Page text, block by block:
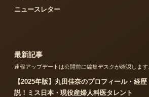
ニュースレター
最新記事
速報アップデートは公開前に編集デスクが確認します
【2025年版】丸田佳奈のプロフィール・経
説！ミス日本・現役産婦人科医タレント